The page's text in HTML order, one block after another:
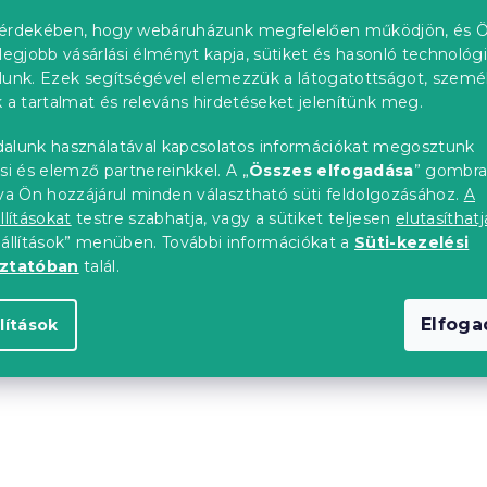
hogy webáruházunk megfelelően működjön, és
vásárlási élményt kapja, sütiket és hasonló
Ezek segítségével elemezzük a látogatottságot,
a tartalmat és releváns hirdetéseket jelenítünk meg.
használatával kapcsolatos információkat megosztunk
és elemző partnereinkkel. A „Összes elfogadása” gombra
Ön hozzájárul minden választható süti feldolgozásához. A
testre szabhatja, vagy a sütiket teljesen
menüben. További információkat a Süti-kezelési
talál.
De a többi kategóriát is
VÁSÁRLÁS FOLYTATÁSA